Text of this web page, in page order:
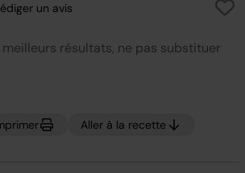
un avis
meilleurs résultats, ne pas substituer
Aller à la recette